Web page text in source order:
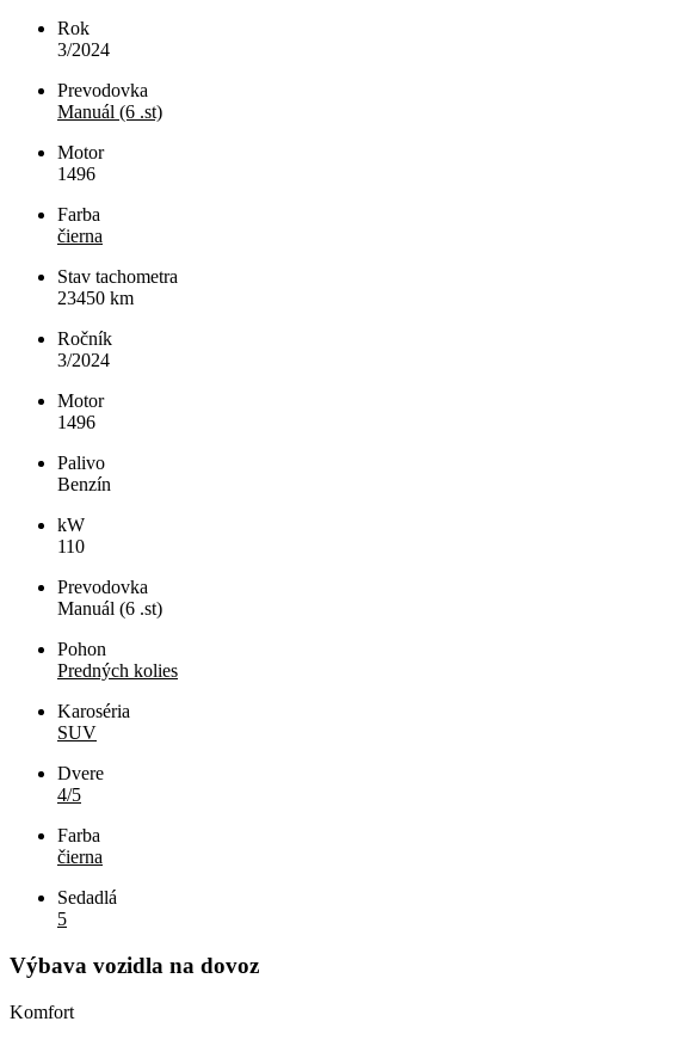
Rok
3/2024
Prevodovka
Manuál (6 .st)
Motor
1496
Farba
čierna
Stav tachometra
23450 km
Ročník
3/2024
Motor
1496
Palivo
Benzín
kW
110
Prevodovka
Manuál (6 .st)
Pohon
Predných kolies
Karoséria
SUV
Dvere
4/5
Farba
čierna
Sedadlá
5
Výbava vozidla na dovoz
Komfort